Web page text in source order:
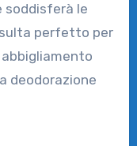
soddisferà le
perfetto per
deodorazione